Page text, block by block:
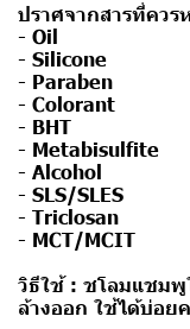
ปราศจากสารที่ควร
- Oil
- Silicone
- Paraben
- Colorant
- BHT
- Metabisulfite
- Alcohol
- SLS/SLES
- Triclosan
- MCT/MCIT
วิธีใช้ : ชโลมแชมพู
ล้างออก ใช้ได้บ่อย